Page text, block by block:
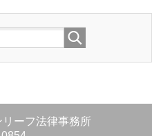
ーフ法律事務所